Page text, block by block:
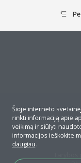
Banko
Šioje interneto
rinkti informaciją apie
veikimą ir siūlyti
informacijos ieškokite
daugiau.